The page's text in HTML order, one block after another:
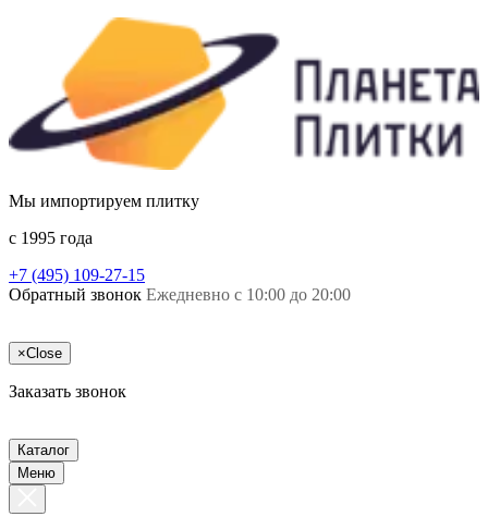
Мы импортируем плитку
c 1995 года
+7 (495) 109-27-15
Обратный звонок Ежедневно с 10:00 до 20:00
×Close
Заказать звонок
Каталог
Меню